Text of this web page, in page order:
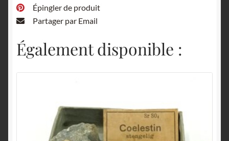
Épingler de produit
Partager par Email
Également disponible :